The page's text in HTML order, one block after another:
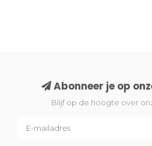
Abonneer je op
Blijf op de hoogte over